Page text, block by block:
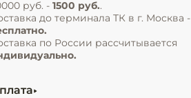
руб. - 1500 руб..
до терминала ТК в г. Москва -
по России рассчитывается